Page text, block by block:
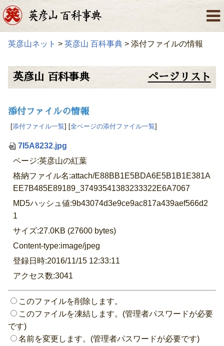
英彦山ネット > 英彦山 百科事典 > 添付ファイルの情報
英彦山 百科事典 ページリスト
添付ファイルの情報
[添付ファイル一覧] [全ページの添付ファイル一覧]
7I5A8232.jpg
ページ:英彦山の紅葉
格納ファイル名:attach/E88BB1E5BDA6E5B1B1E381A
EE7B485E89189_37493541383233322E6A7067
MD5ハッシュ値:9b43074d3e9ce9ac817a439aef566d2
1
サイズ:27.0KB (27600 bytes)
Content-type:image/jpeg
登録日時:2016/11/15 12:33:11
アクセス数:3041
このファイルを削除します。
このファイルを凍結します。(管理者パスワードが必要
です)
名前を変更します。(管理者パスワードが必要です)